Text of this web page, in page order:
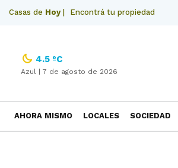
Casas de Hoy| Encontrá tu propiedad
4.5 ºC
Azul | 7 de agosto de 2026
AHORA MISMO LOCALES SOCIEDAD